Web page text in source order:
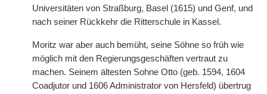
Universitäten von Straßburg, Basel (1615) und Genf, und
nach seiner Rückkehr die Ritterschule in Kassel.
Moritz war aber auch bemüht, seine Söhne so früh wie
möglich mit den Regierungsgeschäften vertraut zu
machen. Seinem ältesten Sohne Otto (geb. 1594, 1604
Coadjutor und 1606 Administrator von Hersfeld) übertrug